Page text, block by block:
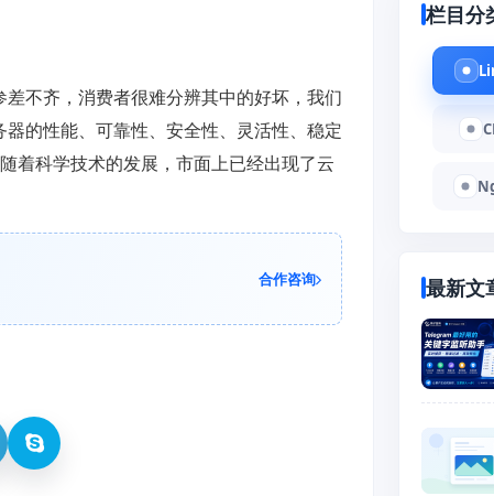
不齐，消费者很难分辨其中的好坏，我们
的性能、可靠性、安全性、灵活性、稳定
着科学技术的发展，市面上已经出现了云
合作咨询
栏目分
最新文